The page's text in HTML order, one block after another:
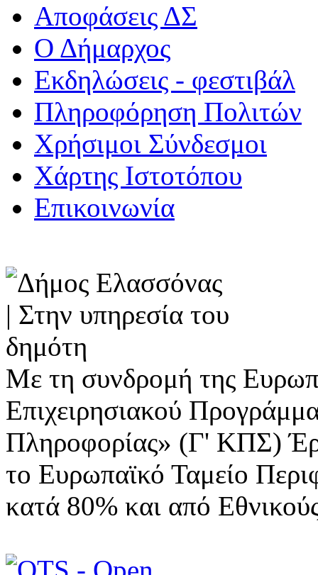
Αποφάσεις ΔΣ
Ο Δήμαρχος
Εκδηλώσεις - φεστιβάλ
Πληροφόρηση Πολιτών
Χρήσιμοι Σύνδεσμοι
Χάρτης Ιστοτόπου
Επικοινωνία
Με τη συνδρομή της
Επιχειρησιακού
Πληροφορίας» (Γ' ΚΠΣ)
το Ευρωπαϊκό Ταμείο
κατά 80% και από